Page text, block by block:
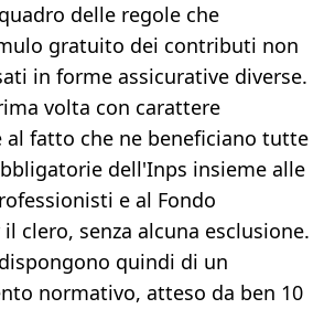
delle regole che
gratuito dei contributi non
in forme assicurative diverse.
volta con carattere
al fatto che ne beneficiano tutte
dell'Inps insieme alle
e al Fondo
clero, senza alcuna esclusione.
quindi di un
normativo, atteso da ben 10